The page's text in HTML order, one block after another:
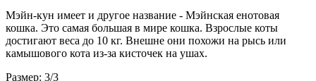
Мэйн-кун имеет и другое название - Мэйнская енотовая
кошка. Это самая большая в мире кошка. Взрослые коты
достигают веса до 10 кг. Внешне они похожи на рысь или
камышового кота из-за кисточек на ушах.
Размер: 3/3